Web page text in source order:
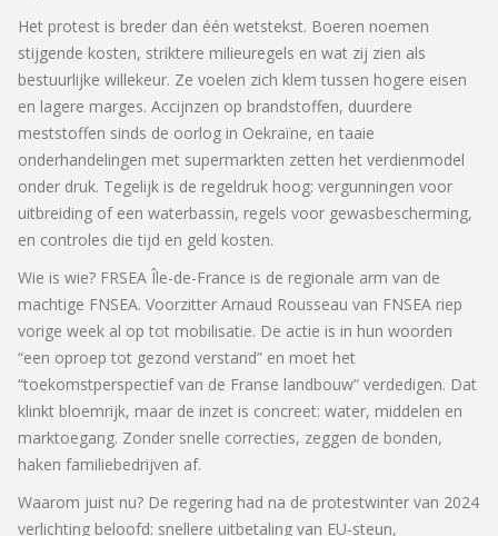
Het protest is breder dan één wetstekst. Boeren noemen
stijgende kosten, striktere milieuregels en wat zij zien als
bestuurlijke willekeur. Ze voelen zich klem tussen hogere eisen
en lagere marges. Accijnzen op brandstoffen, duurdere
meststoffen sinds de oorlog in Oekraïne, en taaie
onderhandelingen met supermarkten zetten het verdienmodel
onder druk. Tegelijk is de regeldruk hoog: vergunningen voor
uitbreiding of een waterbassin, regels voor gewasbescherming,
en controles die tijd en geld kosten.
Wie is wie? FRSEA Île-de-France is de regionale arm van de
machtige FNSEA. Voorzitter Arnaud Rousseau van FNSEA riep
vorige week al op tot mobilisatie. De actie is in hun woorden
“een oproep tot gezond verstand” en moet het
“toekomstperspectief van de Franse landbouw” verdedigen. Dat
klinkt bloemrijk, maar de inzet is concreet: water, middelen en
marktoegang. Zonder snelle correcties, zeggen de bonden,
haken familiebedrijven af.
Waarom juist nu? De regering had na de protestwinter van 2024
verlichting beloofd: snellere uitbetaling van EU-steun,